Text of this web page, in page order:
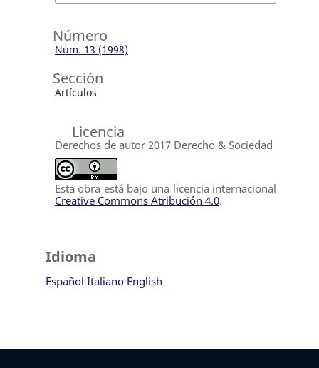
Número
Núm. 13 (1998)
Sección
Artículos
Licencia
Derechos de autor 2017 Derecho & Sociedad
Esta obra está bajo una licencia internacional
Creative Commons Atribución 4.0.
Idioma
Español Italiano English